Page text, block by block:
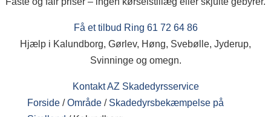
Få et tilbud Ring 61 72 64 86
Hjælp i Kalundborg, Gørlev, Høng, Svebølle, Jyderup,
Svinninge og omegn.
Kontakt AZ Skadedyrsservice
Forside / Område / Skadedyrsbekæmpelse på